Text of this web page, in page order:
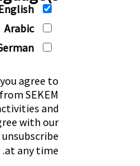
Arabic
agree to
SEKEM
and
with our
unsubscribe
at any time.